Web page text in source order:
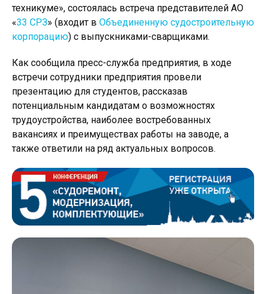
техникуме», состоялась встреча представителей АО
«33 СРЗ» (входит в Объединенную судостроительную
корпорацию) с выпускниками-сварщиками.
Как сообщила пресс-служба предприятия, в ходе
встречи сотрудники предприятия провели
презентацию для студентов, рассказав
потенциальным кандидатам о возможностях
трудоустройства, наиболее востребованных
вакансиях и преимуществах работы на заводе, а
также ответили на ряд актуальных вопросов.